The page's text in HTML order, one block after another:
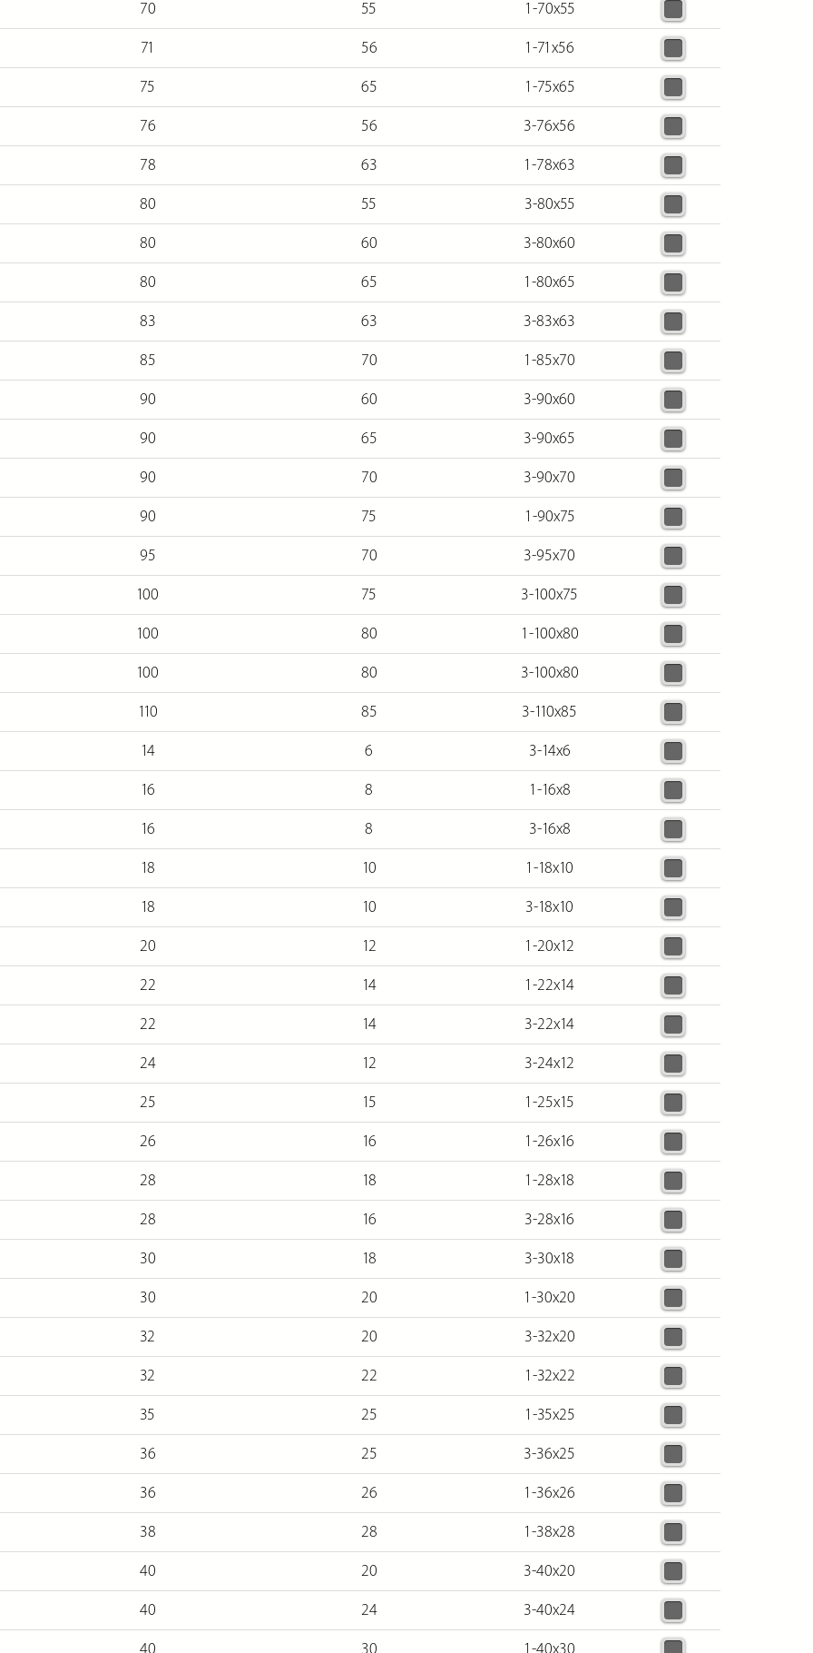
70 55 1-70х55
71 56 1-71х56
75 65 1-75х65
76 56 3-76х56
78 63 1-78х63
80 55 3-80х55
80 60 3-80х60
80 65 1-80х65
83 63 3-83х63
85 70 1-85х70
90 60 3-90х60
90 65 3-90х65
90 70 3-90х70
90 75 1-90х75
95 70 3-95х70
100 75 3-100х75
100 80 1-100х80
100 80 3-100х80
110 85 3-110х85
14 6 3-14х6
16 8 1-16х8
16 8 3-16х8
18 10 1-18х10
18 10 3-18х10
20 12 1-20х12
22 14 1-22х14
22 14 3-22х14
24 12 3-24х12
25 15 1-25х15
26 16 1-26х16
28 18 1-28х18
28 16 3-28х16
30 18 3-30х18
30 20 1-30х20
32 20 3-32х20
32 22 1-32х22
35 25 1-35х25
36 25 3-36х25
36 26 1-36х26
38 28 1-38х28
40 20 3-40х20
40 24 3-40х24
40 30 1-40х30